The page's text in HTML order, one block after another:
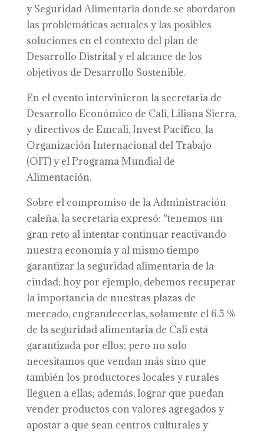
y Seguridad Alimentaria donde se abordaron
las problemáticas actuales y las posibles
soluciones en el contexto del plan de
Desarrollo Distrital y el alcance de los
objetivos de Desarrollo Sostenible.
En el evento intervinieron la secretaria de
Desarrollo Económico de Cali, Liliana Sierra,
y directivos de Emcali, Invest Pacífico, la
Organización Internacional del Trabajo
(OIT) y el Programa Mundial de
Alimentación.
Sobre el compromiso de la Administración
caleña, la secretaria expresó: “tenemos un
gran reto al intentar continuar reactivando
nuestra economía y al mismo tiempo
garantizar la seguridad alimentaria de la
ciudad; hoy por ejemplo, debemos recuperar
la importancia de nuestras plazas de
mercado, engrandecerlas, solamente el 6.5 %
de la seguridad alimentaria de Cali está
garantizada por ellos; pero no solo
necesitamos que vendan más sino que
también los productores locales y rurales
lleguen a ellas; además, lograr que puedan
vender productos con valores agregados y
apostar a que sean centros culturales y